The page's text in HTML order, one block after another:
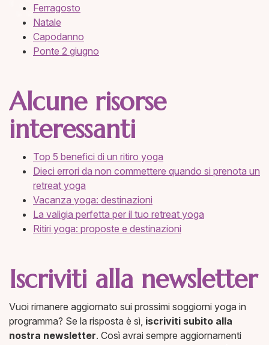
Ferragosto
Natale
Capodanno
Ponte 2 giugno
Alcune risorse
interessanti
Top 5 benefici di un ritiro yoga
Dieci errori da non commettere quando si prenota un
retreat yoga
Vacanza yoga: destinazioni
La valigia perfetta per il tuo retreat yoga
Ritiri yoga: proposte e destinazioni
Iscriviti alla newsletter
Vuoi rimanere aggiornato sui prossimi soggiorni yoga in
programma? Se la risposta è sì, iscriviti subito alla
nostra newsletter. Così avrai sempre aggiornamenti